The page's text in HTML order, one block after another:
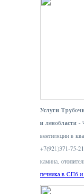
Услуги
и ленобласти -
вентиляции в
+7(921)371-75-
камина,
печника в СПб и